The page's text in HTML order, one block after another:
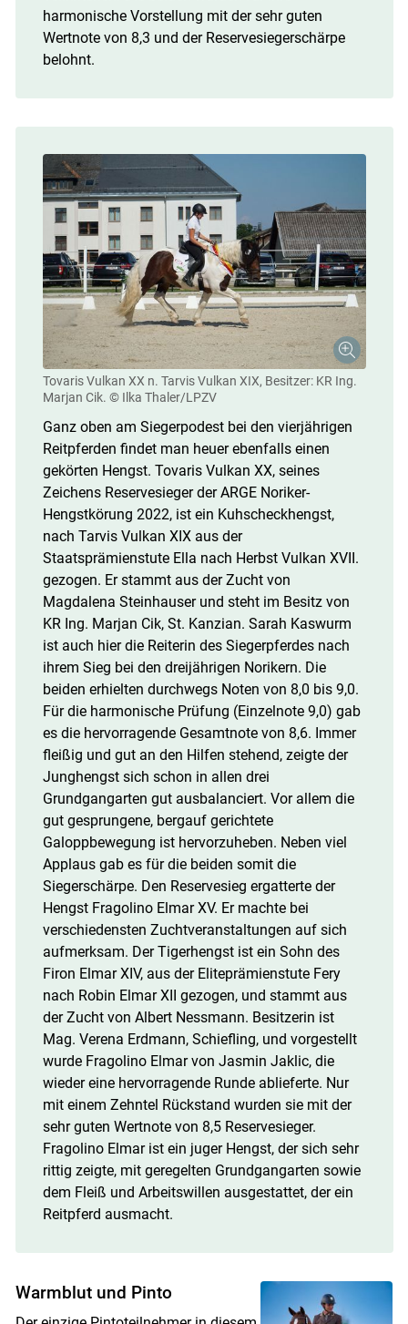
harmonische Vorstellung mit der sehr guten
Wertnote von 8,3 und der Reservesiegerschärpe
belohnt.
Tovaris Vulkan XX n. Tarvis Vulkan XIX, Besitzer: KR Ing.
Marjan Cik. © Ilka Thaler/LPZV
Ganz oben am Siegerpodest bei den vierjährigen
Reitpferden findet man heuer ebenfalls einen
gekörten Hengst. Tovaris Vulkan XX, seines
Zeichens Reservesieger der ARGE Noriker-
Hengstkörung 2022, ist ein Kuhscheckhengst,
nach Tarvis Vulkan XIX aus der
Staatsprämienstute Ella nach Herbst Vulkan XVII.
gezogen. Er stammt aus der Zucht von
Magdalena Steinhauser und steht im Besitz von
KR Ing. Marjan Cik, St. Kanzian. Sarah Kaswurm
ist auch hier die Reiterin des Siegerpferdes nach
ihrem Sieg bei den dreijährigen Norikern. Die
beiden erhielten durchwegs Noten von 8,0 bis 9,0.
Für die harmonische Prüfung (Einzelnote 9,0) gab
es die hervorragende Gesamtnote von 8,6. Immer
fleißig und gut an den Hilfen stehend, zeigte der
Junghengst sich schon in allen drei
Grundgangarten gut ausbalanciert. Vor allem die
gut gesprungene, bergauf gerichtete
Galoppbewegung ist hervorzuheben. Neben viel
Applaus gab es für die beiden somit die
Siegerschärpe. Den Reservesieg ergatterte der
Hengst Fragolino Elmar XV. Er machte bei
verschiedensten Zuchtveranstaltungen auf sich
aufmerksam. Der Tigerhengst ist ein Sohn des
Firon Elmar XIV, aus der Eliteprämienstute Fery
nach Robin Elmar XII gezogen, und stammt aus
der Zucht von Albert Nessmann. Besitzerin ist
Mag. Verena Erdmann, Schiefling, und vorgestellt
wurde Fragolino Elmar von Jasmin Jaklic, die
wieder eine hervorragende Runde ablieferte. Nur
mit einem Zehntel Rückstand wurden sie mit der
sehr guten Wertnote von 8,5 Reservesieger.
Fragolino Elmar ist ein juger Hengst, der sich sehr
rittig zeigte, mit geregelten Grundgangarten sowie
dem Fleiß und Arbeitswillen ausgestattet, der ein
Reitpferd ausmacht.
Warmblut und Pinto